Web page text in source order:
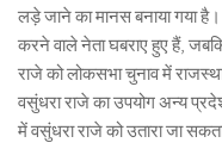
लड़े जाने का मानस बनाया गया
करने वाले नेता घबराए हुए हैं,
राजे को लोकसभा चुनाव में
वसुंधरा राजे का उपयोग अन्य
में वसुंधरा राजे को उतारा जा